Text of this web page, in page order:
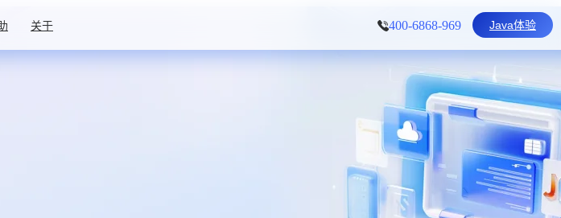
关于 400-6868-969 Java体验